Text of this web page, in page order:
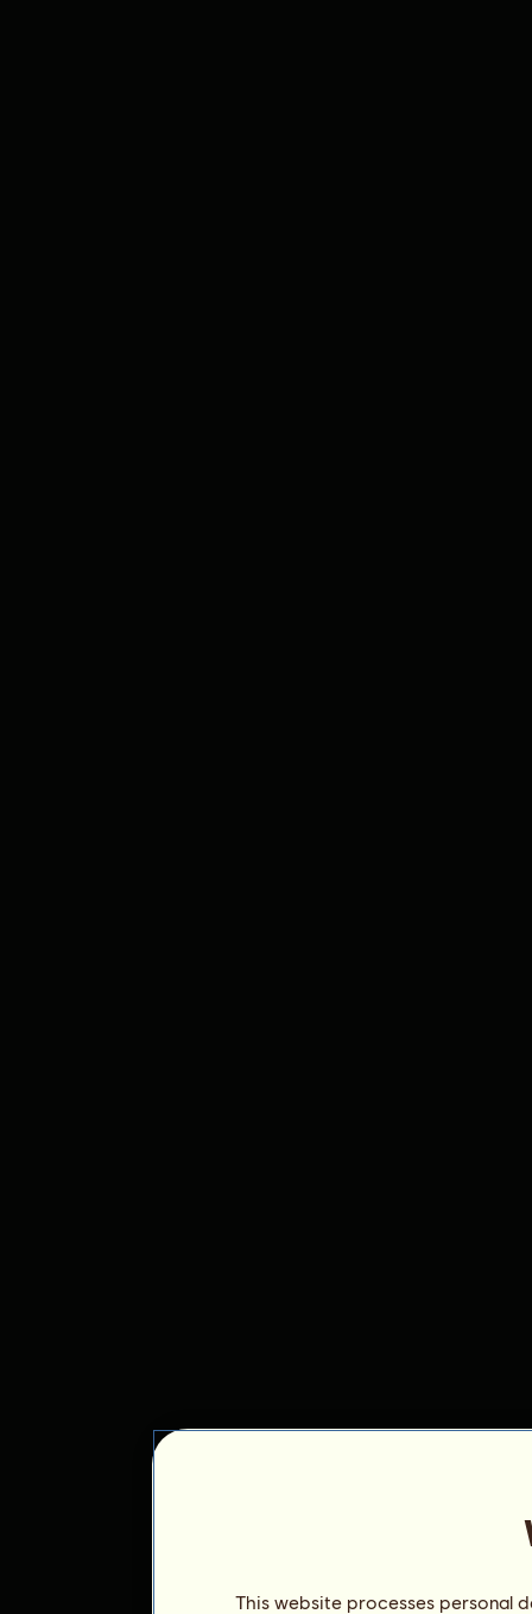
This website processes personal